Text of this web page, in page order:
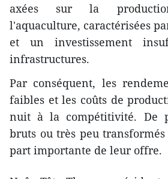
axées sur la
l'aquaculture, caractérisées
et un investissement
infrastructures.
Par conséquent, les
faibles et les coûts de
nuit à la compétitivité. De
bruts ou très peu
part importante de leur offre.